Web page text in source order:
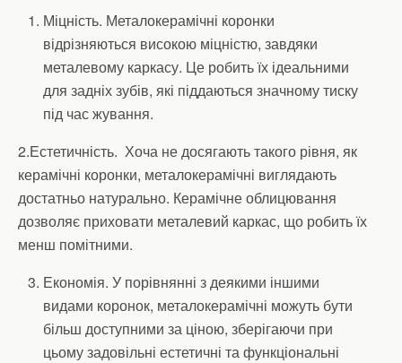
Міцність. Металокерамічні коронки
відрізняються високою міцністю, завдяки
металевому каркасу. Це робить їх ідеальними
для задніх зубів, які піддаються значному тиску
під час жування.
2.Естетичність. Хоча не досягають такого рівня, як
керамічні коронки, металокерамічні виглядають
достатньо натурально. Керамічне облицювання
дозволяє приховати металевий каркас, що робить їх
менш помітними.
Економія. У порівнянні з деякими іншими
видами коронок, металокерамічні можуть бути
більш доступними за ціною, зберігаючи при
цьому задовільні естетичні та функціональні